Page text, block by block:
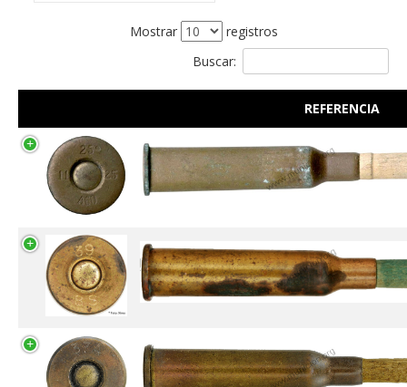
Mostrar
registros
Buscar:
REFERENCIA